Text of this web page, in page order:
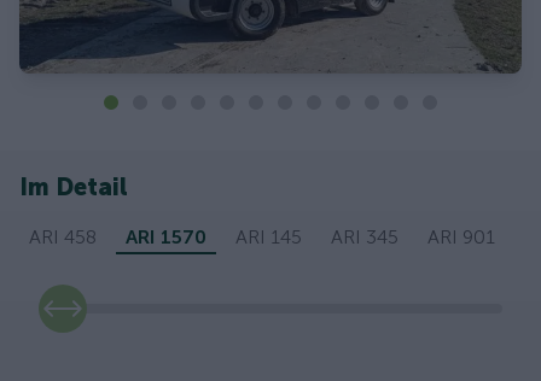
Im Detail
ARI 458 ARI 1570 ARI 145 ARI 345 ARI 901